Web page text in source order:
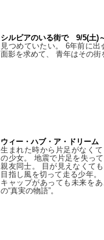
シルビアのいる街で 9/5(土)
見つめていたい。 6年前に出
面影を求めて、 青年はその街
ウィー・ハブ・ア・ドリーム
生まれた時から片足がなく
の少女。 地震で片足を失っ
親友同士。 目が見えなくて
目指し風を切って走る少年。
キャップがあっても未来を
の“真実の物語”。